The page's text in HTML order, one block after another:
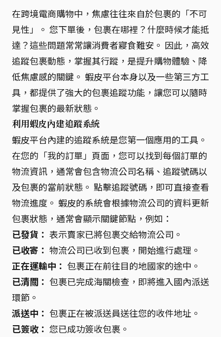
在跨境電商購物中，焦慮往往來自於包裹的「不可
見性」。 您下單後，包裹在哪裡？什麼時候才能抵
達？這些問題常常讓消費者寢食難安。 因此，高效
追蹤包裹動態，掌握其行蹤，是提升購物體驗、降
低焦慮感的關鍵。 蝦皮平台本身以及一些第三方工
具，都提供了強大的包裹追蹤功能，讓您可以隨時
掌握包裹的最新狀態。
利用蝦皮內建追蹤系統
蝦皮平台內建的追蹤系統是您第一個應用的工具。
在您的「我的訂單」頁面，您可以找到每個訂單的
物流資訊，通常會包含物流公司名稱、追蹤號碼以
及包裹的當前狀態。 點擊追蹤號碼，即可直接查看
物流進度。 蝦皮的系統會根據物流公司的資料更新
包裹狀態，通常會顯示關鍵節點，例如：
已發貨： 表示賣家已將包裹交給物流公司。
已收寄： 物流公司已收到包裹，開始進行處理。
正在運輸中： 包裹正在前往目的地國家的途中。
已清關： 包裹已完成海關檢查，即將進入國內派送
環節。
派送中： 包裹正在被派送員送往您的收件地址。
已簽收： 您已成功簽收包裹。